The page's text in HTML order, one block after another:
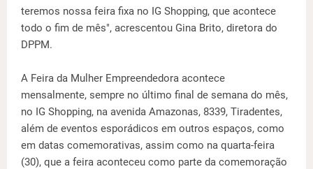
teremos nossa feira fixa no IG Shopping, que acontece
todo o fim de mês", acrescentou Gina Brito, diretora do
DPPM.
A Feira da Mulher Empreendedora acontece
mensalmente, sempre no último final de semana do mês,
no IG Shopping, na avenida Amazonas, 8339, Tiradentes,
além de eventos esporádicos em outros espaços, como
em datas comemorativas, assim como na quarta-feira
(30), que a feira aconteceu como parte da comemoração